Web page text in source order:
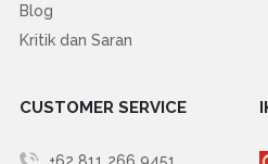
Blog
Kritik dan Saran
CUSTOMER SERVICE
+62 811 266 9451